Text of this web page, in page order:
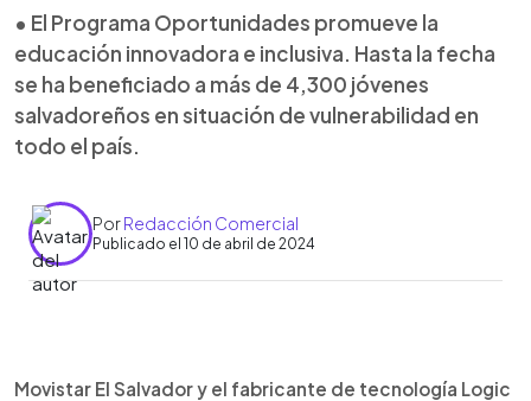
• El Programa Oportunidades promueve la
educación innovadora e inclusiva. Hasta la fecha
se ha beneficiado a más de 4,300 jóvenes
salvadoreños en situación de vulnerabilidad en
todo el país.
PorRedacción Comercial
Publicado el 10 de abril de 2024
Escuchar artículo
Movistar El Salvador y el fabricante de tecnología Logic